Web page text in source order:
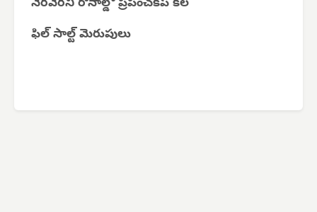
నెరవేరని రొనాల్డో ప్రపంచకప్ కల
ఫిల్ సాల్ట్ మెరుపులు